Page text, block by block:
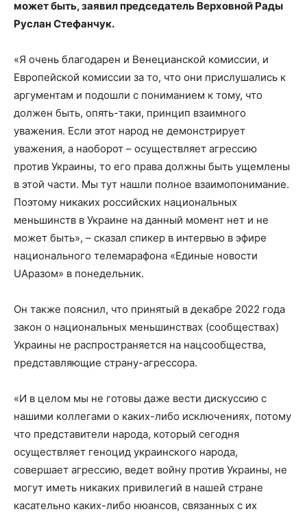
может быть, заявил председатель Верховной Рады
Руслан Стефанчук.
«Я очень благодарен и Венецианской комиссии, и
Европейской комиссии за то, что они прислушались к
аргументам и подошли с пониманием к тому, что
должен быть, опять-таки, принцип взаимного
уважения. Если этот народ не демонстрирует
уважения, а наоборот – осуществляет агрессию
против Украины, то его права должны быть ущемлены
в этой части. Мы тут нашли полное взаимопонимание.
Поэтому никаких российских национальных
меньшинств в Украине на данный момент нет и не
может быть», – сказал спикер в интервью в эфире
национального телемарафона «Единые новости
UAразом» в понедельник.
Он также пояснил, что принятый в декабре 2022 года
закон о национальных меньшинствах (сообществах)
Украины не распространяется на нацсообщества,
представляющие страну-агрессора.
«И в целом мы не готовы даже вести дискуссию с
нашими коллегами о каких-либо исключениях, потому
что представители народа, который сегодня
осуществляет геноцид украинского народа,
совершает агрессию, ведет войну против Украины, не
могут иметь никаких привилегий в нашей стране
касательно каких-либо нюансов, связанных с их